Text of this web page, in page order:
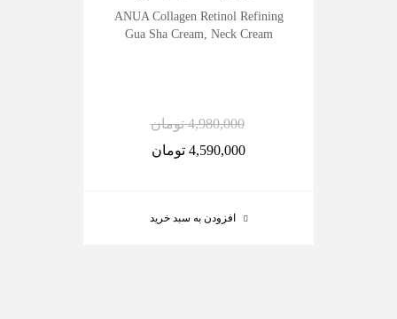
افزودن به سبد خرید
ANUA Collagen Retinol Refining
Gua Sha Cream, Neck Cream
4,980,000 تومان
4,590,000 تومان